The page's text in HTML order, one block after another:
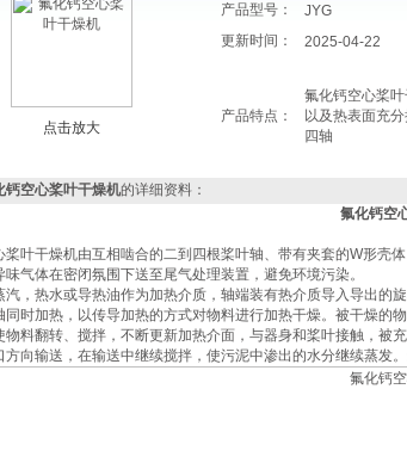
点击放大
产品型号：
JYG
更新时间：
2025-04-22
产品特点：
氟化钙空心桨
以及热表面充
四轴
钙空心桨叶干燥机的详细资料：
氟化钙空
桨叶干燥机由互相啮合的二到四根桨叶轴、带有夹套的W形壳
味气体在密闭氛围下送至尾气处理装置，避免环境污染。
汽，热水或导热油作为加热介质，轴端装有热介质导入导出的
同时加热，以传导加热的方式对物料进行加热干燥。被干燥的
物料翻转、搅拌，不断更新加热介面，与器身和桨叶接触，被
方向输送，在输送中继续搅拌，使污泥中渗出的水分继续蒸发